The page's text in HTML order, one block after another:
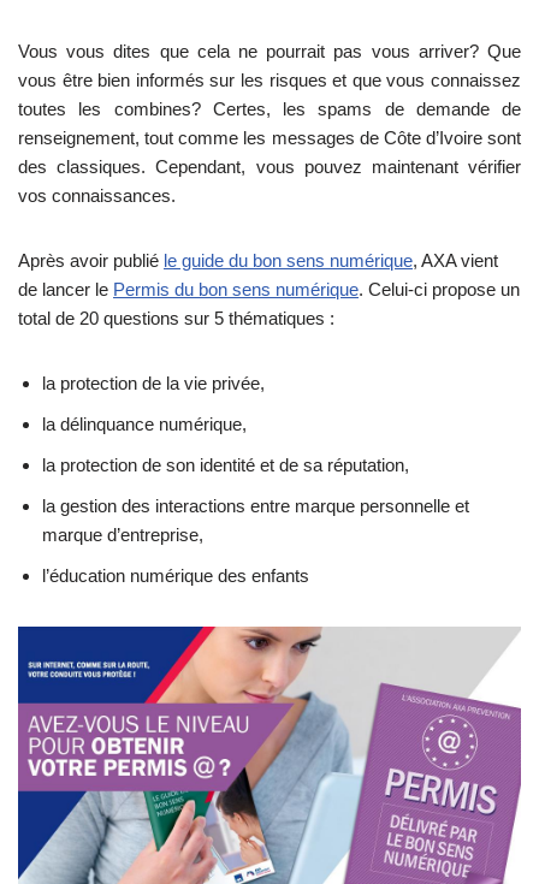
Vous vous dites que cela ne pourrait pas vous arriver? Que
vous être bien informés sur les risques et que vous connaissez
toutes les combines? Certes, les spams de demande de
renseignement, tout comme les messages de Côte d’Ivoire sont
des classiques. Cependant, vous pouvez maintenant vérifier
vos connaissances.
Après avoir publié le guide du bon sens numérique, AXA vient
de lancer le Permis du bon sens numérique. Celui-ci propose un
total de 20 questions sur 5 thématiques :
la protection de la vie privée,
la délinquance numérique,
la protection de son identité et de sa réputation,
la gestion des interactions entre marque personnelle et
marque d’entreprise,
l’éducation numérique des enfants